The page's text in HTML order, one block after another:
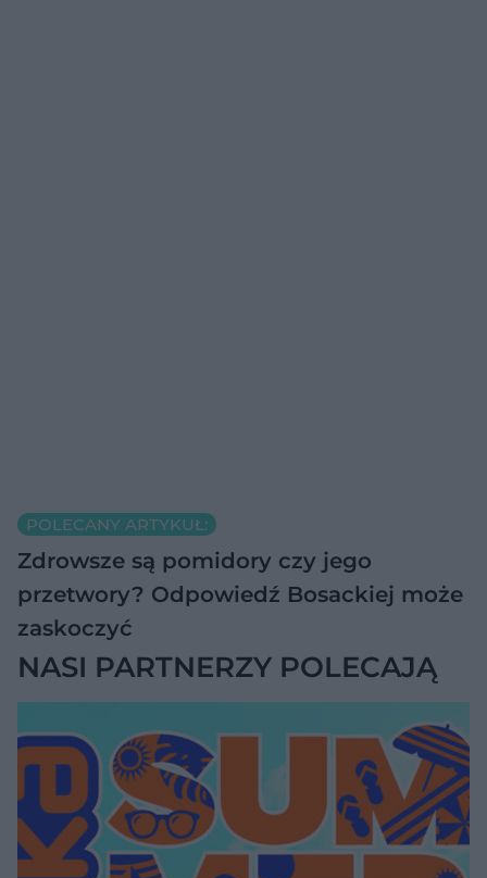
POLECANY ARTYKUŁ:
Zdrowsze są pomidory czy jego
przetwory? Odpowiedź Bosackiej może
zaskoczyć
NASI PARTNERZY POLECAJĄ